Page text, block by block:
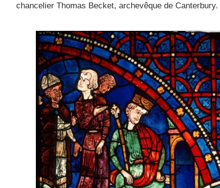
chancelier Thomas Becket, archevêque de Canterbury.